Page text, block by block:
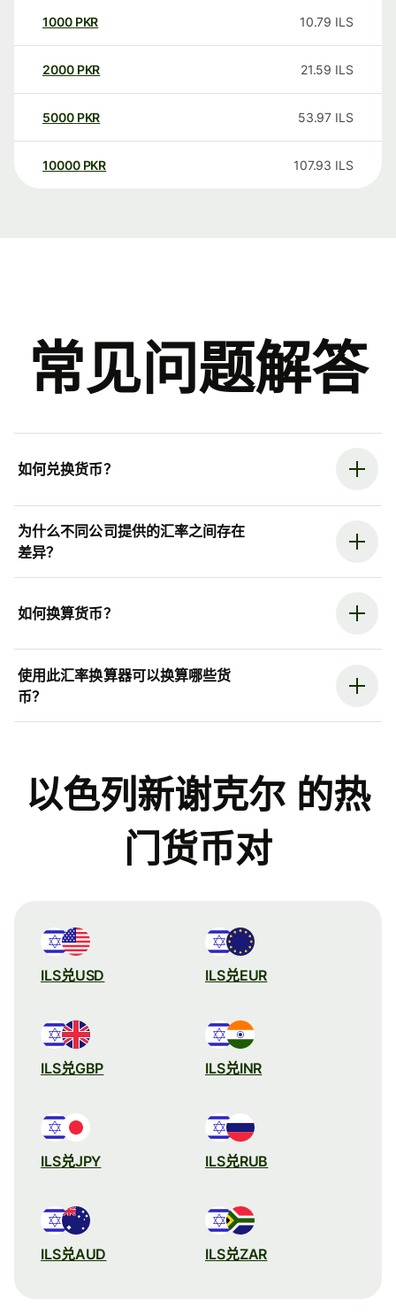
1000 PKR 10.79 ILS
2000 PKR 21.59 ILS
5000 PKR 53.97 ILS
10000 PKR 107.93 ILS
常见问题解答
如何兑换货币？
为什么不同公司提供的汇率之间存在
差异？
如何换算货币？
使用此汇率换算器可以换算哪些货
币？
以色列新谢克尔 的热
门货币对
ILS兑USD ILS兑EUR
ILS兑GBP ILS兑INR
ILS兑JPY ILS兑RUB
ILS兑AUD ILS兑ZAR